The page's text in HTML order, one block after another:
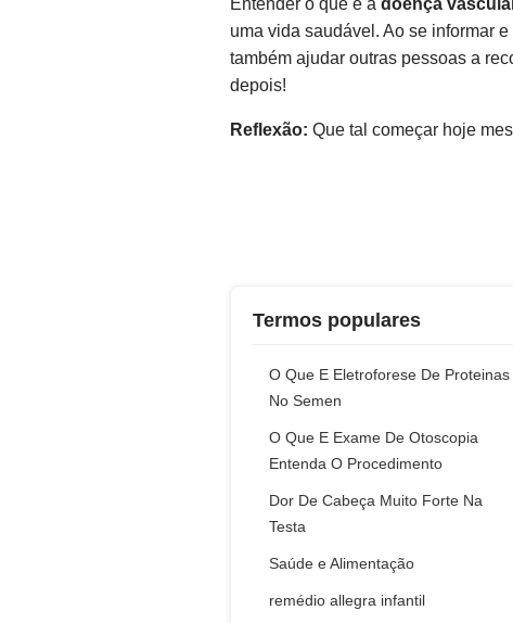
Entender o que é a doença
uma vida saudável. Ao se informar
também ajudar outras pessoas a
depois!
Reflexão: Que tal começar hoje
Termos populares
O Que E Eletroforese De Proteinas
No Semen
O Que E Exame De Otoscopia
Entenda O Procedimento
Dor De Cabeça Muito Forte Na
Testa
Saúde e Alimentação
remédio allegra infantil